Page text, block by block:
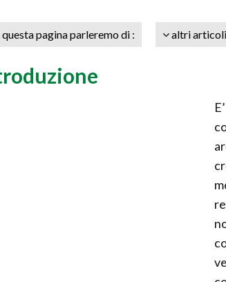
questa pagina parleremo di : altri